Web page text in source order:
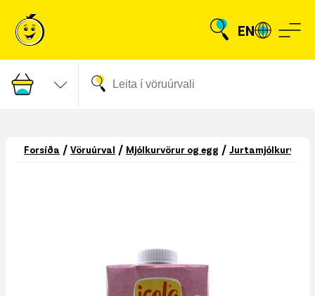
EN
Forsíða / Vöruúrval / Mjólkurvörur og egg / Jurtamjólkurvara